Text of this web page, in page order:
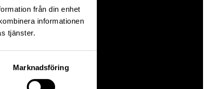
från din enhet
informationen
tjänster.
Marknadsföring